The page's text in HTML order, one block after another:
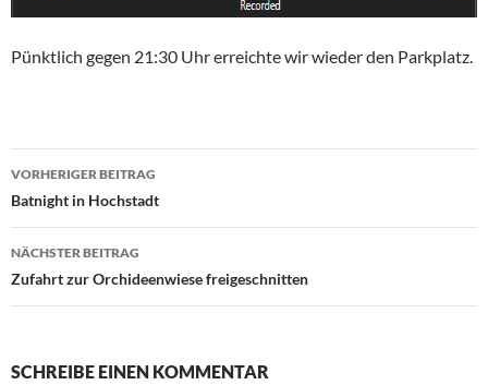
Pünktlich gegen 21:30 Uhr erreichte wir wieder den Parkplatz.
Beitrags-
Navigation
VORHERIGER BEITRAG
Batnight in Hochstadt
NÄCHSTER BEITRAG
Zufahrt zur Orchideenwiese freigeschnitten
SCHREIBE EINEN KOMMENTAR